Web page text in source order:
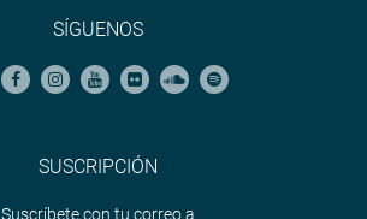
SÍGUENOS
SUSCRIPCIÓN
Suscríbete con tu correo a